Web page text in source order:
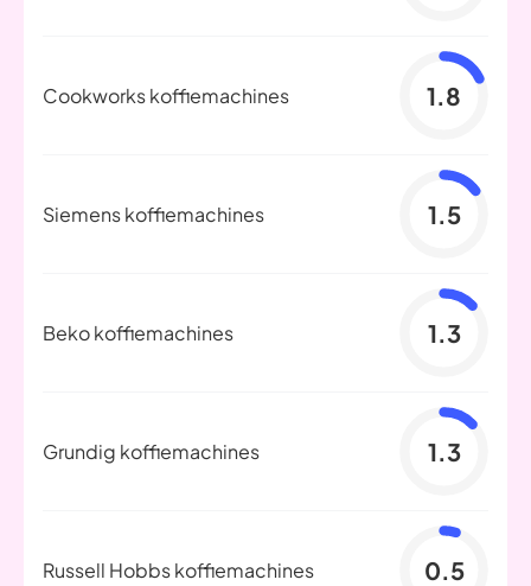
Cookworks koffiemachines 1.8
Siemens koffiemachines 1.5
Beko koffiemachines 1.3
Grundig koffiemachines 1.3
Russell Hobbs koffiemachines 0.5